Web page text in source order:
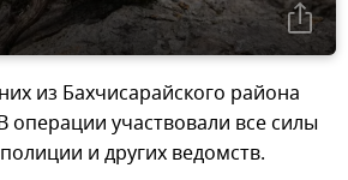
из Бахчисарайского района
операции участвовали все силы
и других ведомств.